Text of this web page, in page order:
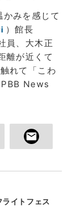
かみを感じて
）館長
員、大木正
離が近くて
れて「こわ
News
イトフェス